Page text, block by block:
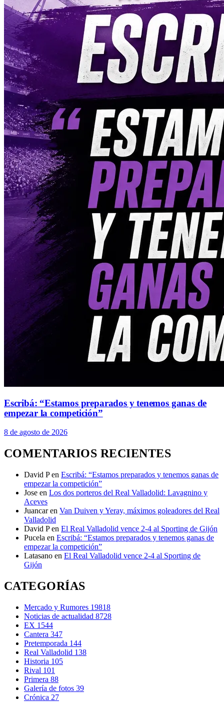
Escribá: “Estamos preparados y tenemos ganas de
empezar la competición”
8 de agosto de 2026
COMENTARIOS RECIENTES
David P en Escribá: “Estamos preparados y tenemos ganas de
empezar la competición”
Jose en Los dos porteros del Real Valladolid: Lavagnino y
Aceves
Juancar en Van Duiven y Yeray, máximos goleadores del Real
Valladolid
David P en El Real Valladolid vence 2-4 al Sporting de Gijón
Pucela en Escribá: “Estamos preparados y tenemos ganas de
empezar la competición”
Latasano en El Real Valladolid vence 2-4 al Sporting de
Gijón
CATEGORÍAS
Mercado y Rumores 19818
Noticias de actualidad 8728
EX 1544
Cantera 347
Pretemporada 144
Real Valladolid 138
Historia 105
Rival 101
Primera 88
Galería de fotos 39
Crónica 27